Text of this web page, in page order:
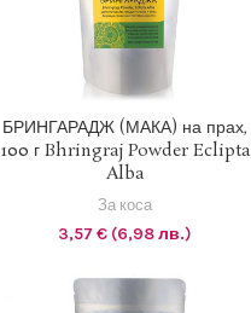
1 EUR = 1.95583 BGN
ДОБАВЯНЕ В КОЛИЧКАТА
БРИНГАРАДЖ (МАКА) на прах,
100 г Bhringraj Powder Eclipta
Alba
За коса
3,57€ (6,98 лв.)